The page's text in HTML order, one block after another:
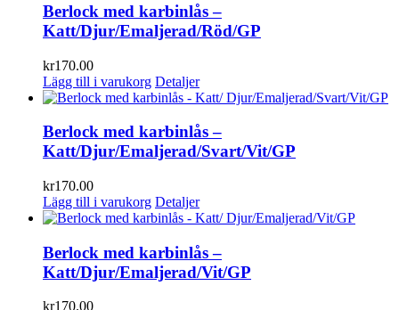
Berlock med karbinlås –
Katt/Djur/Emaljerad/Röd/GP
kr170.00
Lägg till i varukorg Detaljer
Berlock med karbinlås –
Katt/Djur/Emaljerad/Svart/Vit/GP
kr170.00
Lägg till i varukorg Detaljer
Berlock med karbinlås –
Katt/Djur/Emaljerad/Vit/GP
kr170.00